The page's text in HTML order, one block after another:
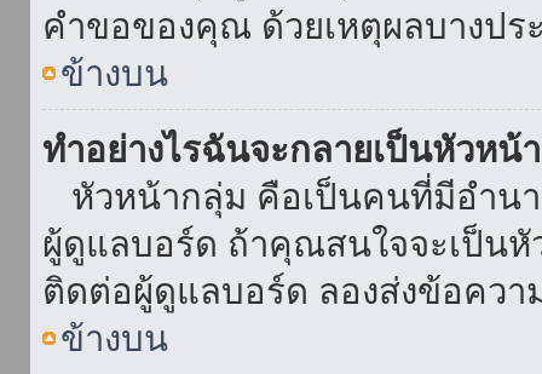
คำขอของคุณ ด้วยเหตุผลบางปร
ข้างบน
ทำอย่างไรฉันจะกลายเป็นหัวหน้
หัวหน้ากลุ่ม คือเป็นคนที่มีอำนา
ผู้ดูแลบอร์ด ถ้าคุณสนใจจะเป็น
ติดต่อผู้ดูแลบอร์ด ลองส่งข้อคว
ข้างบน